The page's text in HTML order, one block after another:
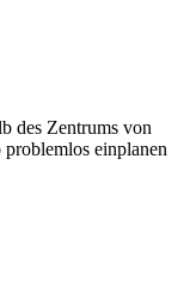
des Zentrums von
einplanen